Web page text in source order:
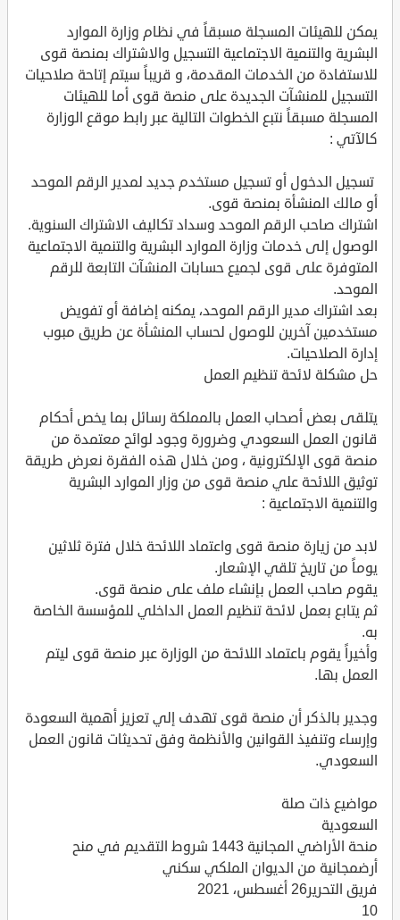
يمكن للهيئات المسجلة مسبقاً في نظام وزارة الموارد
البشرية والتنمية الاجتماعية التسجيل والاشتراك بمنصة قوى
للاستفادة من الخدمات المقدمة، و قريباً سيتم إتاحة صلاحيات
التسجيل للمنشآت الجديدة على منصة قوى أما للهيئات
المسجلة مسبقاً نتبع الخطوات التالية عبر رابط موقع الوزارة
كالآتي :
تسجيل الدخول أو تسجيل مستخدم جديد لمدير الرقم الموحد
أو مالك المنشأة بمنصة قوى.
اشتراك صاحب الرقم الموحد وسداد تكاليف الاشتراك السنوية.
الوصول إلى خدمات وزارة الموارد البشرية والتنمية الاجتماعية
المتوفرة على قوى لجميع حسابات المنشآت التابعة للرقم
الموحد.
بعد اشتراك مدير الرقم الموحد، يمكنه إضافة أو تفويض
مستخدمين آخرين للوصول لحساب المنشأة عن طريق مبوب
إدارة الصلاحيات.
حل مشكلة لائحة تنظيم العمل
يتلقى بعض أصحاب العمل بالمملكة رسائل بما يخص أحكام
قانون العمل السعودي وضرورة وجود لوائح معتمدة من
منصة قوى الإلكترونية ، ومن خلال هذه الفقرة نعرض طريقة
توثيق اللائحة علي منصة قوى من وزار الموارد البشرية
والتنمية الاجتماعية :
لابد من زيارة منصة قوى واعتماد اللائحة خلال فترة ثلاثين
يوماً من تاريخ تلقي الإشعار.
يقوم صاحب العمل بإنشاء ملف على منصة قوى.
ثم يتابع بعمل لائحة تنظيم العمل الداخلي للمؤسسة الخاصة
به.
وأخيراً يقوم باعتماد اللائحة من الوزارة عبر منصة قوى ليتم
العمل بها.
وجدير بالذكر أن منصة قوى تهدف إلي تعزيز أهمية السعودة
وإرساء وتنفيذ القوانين والأنظمة وفق تحديثات قانون العمل
السعودي.
مواضيع ذات صلة
السعودية
منحة الأراضي المجانية 1443 شروط التقديم في منح
أرضمجانية من الديوان الملكي سكني
فريق التحرير26 أغسطس، 2021
10